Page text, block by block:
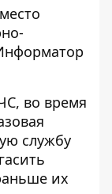
во время
службу
их